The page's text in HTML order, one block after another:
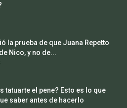
la prueba de que Juana Repetto
Nico, y no de...
tatuarte el pene? Esto es lo que
saber antes de hacerlo